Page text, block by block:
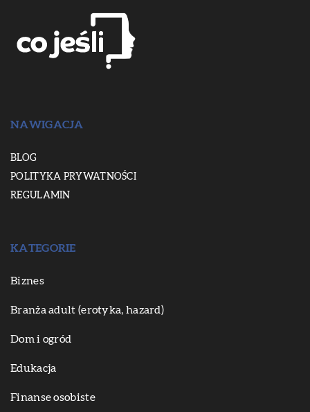
NAWIGACJA
BLOG
POLITYKA PRYWATNOŚCI
REGULAMIN
KATEGORIE
Biznes
Branża adult (erotyka, hazard)
Dom i ogród
Edukacja
Finanse osobiste